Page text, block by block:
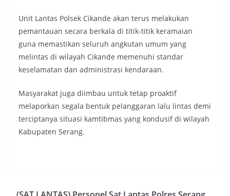
​Unit Lantas Polsek Cikande akan terus melakukan
pemantauan secara berkala di titik-titik keramaian
guna memastikan seluruh angkutan umum yang
melintas di wilayah Cikande memenuhi standar
keselamatan dan administrasi kendaraan.
​Masyarakat juga diimbau untuk tetap proaktif
melaporkan segala bentuk pelanggaran lalu lintas demi
terciptanya situasi kamtibmas yang kondusif di wilayah
Kabupaten Serang.